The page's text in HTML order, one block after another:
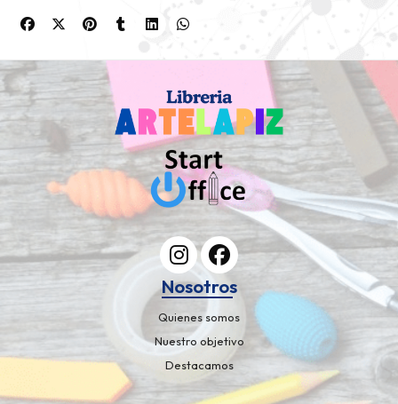
Nosotros
Quienes somos
Nuestro objetivo
Destacamos